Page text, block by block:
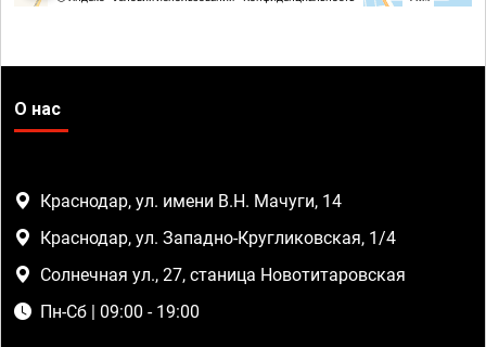
О нас
Краснодар, ул. имени В.Н. Мачуги, 14
Краснодар, ул. Западно-Кругликовская, 1/4
Солнечная ул., 27, станица Новотитаровская
Пн-Сб | 09:00 - 19:00